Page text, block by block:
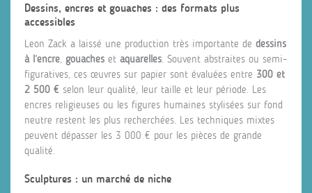
Dessins, encres et gouaches : des formats plus
accessibles
Leon Zack a laissé une production très importante de dessins
à l’encre, gouaches et aquarelles. Souvent abstraites ou semi-
figuratives, ces œuvres sur papier sont évaluées entre 300 et
2 500 € selon leur qualité, leur taille et leur période. Les
encres religieuses ou les figures humaines stylisées sur fond
neutre restent les plus recherchées. Les techniques mixtes
peuvent dépasser les 3 000 € pour les pièces de grande
qualité.
Sculptures : un marché de niche